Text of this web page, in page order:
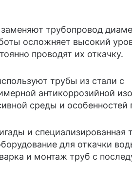
трубопровод
осложняет высокий
проводят их откачку.
трубы из стали с
антикоррозийной
среды и особенностей
и специализированная
для откачки
и монтаж труб с